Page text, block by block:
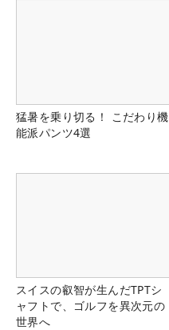
猛暑を乗り切る！ こだわり機
能派パンツ4選
スイスの叡智が生んだTPTシ
ャフトで、ゴルフを異次元の
世界へ